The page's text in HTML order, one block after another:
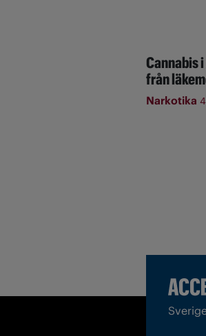
Cannabis
från
Narkotika